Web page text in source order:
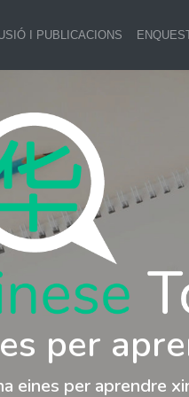
I PUBLICACIONS
per
eines per aprendre